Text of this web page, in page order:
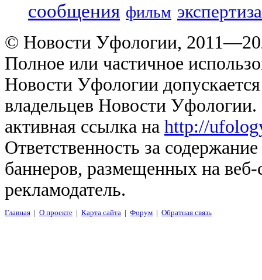
сообщения фильм экспертиза
© Новости Уфологии,
Полное или частичное
Новости Уфологии
владельцев Новости
активная ссылка на http://
Ответственность за
баннеров, размещенных на
рекламодатель.
Главная | О проекте | Карта сайта | Форум | Обратная связь